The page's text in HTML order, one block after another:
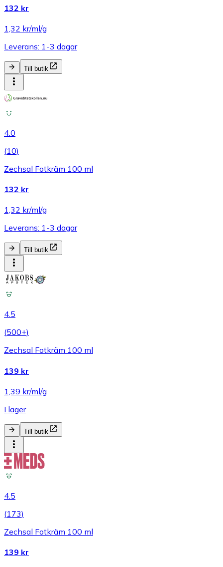
132 kr
1,32 kr/ml/g
Leverans: 1-3 dagar
Till butik
4.0
(10)
Zechsal Fotkräm 100 ml
132 kr
1,32 kr/ml/g
Leverans: 1-3 dagar
Till butik
4.5
(500+)
Zechsal Fotkräm 100 ml
139 kr
1,39 kr/ml/g
I lager
Till butik
4.5
(173)
Zechsal Fotkräm 100 ml
139 kr